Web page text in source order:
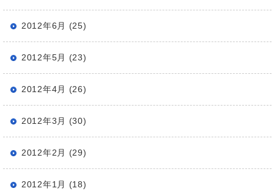
2012年6月 (25)
2012年5月 (23)
2012年4月 (26)
2012年3月 (30)
2012年2月 (29)
2012年1月 (18)